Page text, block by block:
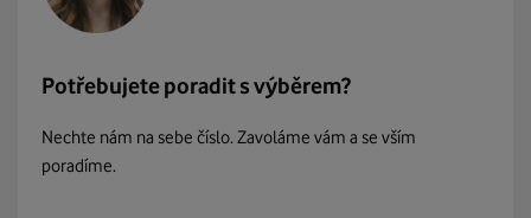
Potřebujete poradit s výběrem?
Nechte nám na sebe číslo. Zavoláme vám a se vším
poradíme.